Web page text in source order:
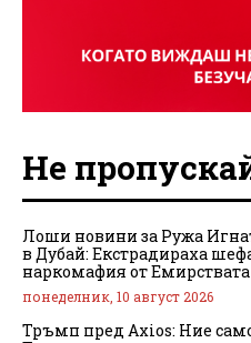
Не
Лоши новини за Ружа
в Дубай: Екстрадираха
наркомафия от Емирствата
понеделник, 10 август 2026
Тръмп пред Axios: Ние